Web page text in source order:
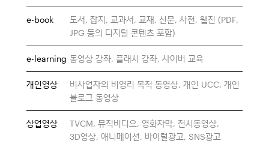
e-book
도서, 잡지, 교과서, 교재, 신문, 사전, 웹진 (PDF,
JPG 등의 디지털 콘텐츠 포함)
e-learning 동영상 강좌, 플래시 강좌, 사이버 교육
개인영상
비사업자의 비영리 목적 동영상, 개인 UCC, 개인
블로그 동영상
상업영상
TVCM, 뮤직비디오, 영화자막, 전시동영상,
3D영상, 애니메이션, 바이럴광고, SNS광고